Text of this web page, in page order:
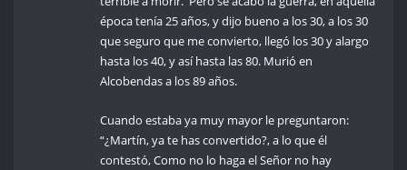
época tenía 25 años, y dijo bueno a los 30, a los 30
que seguro que me convierto, llegó los 30 y alargo
hasta los 40, y así hasta las 80. Murió en
Alcobendas a los 89 años.
Cuando estaba ya muy mayor le preguntaron:
“¿Martín, ya te has convertido?, a lo que él
contestó, Como no lo haga el Señor no hay